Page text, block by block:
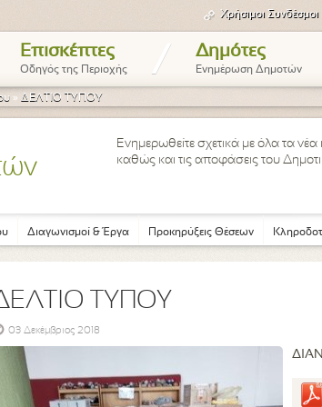
Χρήσιμοι Συνδέσμοι
Επισκέπτες
Οδηγός της Περιοχής / Δημότες
Ενημέρωση Δημοτών
» ΔΕΛΤΙΟ ΤΥΠΟΥ
Ενημερωθείτε σχετικά με όλα τα
καθώς και τις αποφάσεις του
Διαγωνισμοί & Έργα Προκηρύξεις Θέσεων
ΤΥΠΟΥ
03 Δεκέμβριος 2018